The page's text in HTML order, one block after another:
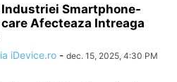
Smartphone-
Afecteaza Intreaga
iDevice.ro - dec. 15, 2025, 4:30 PM